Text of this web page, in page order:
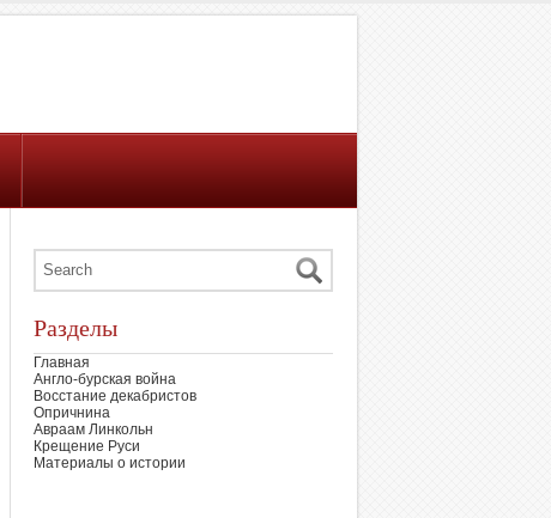
Разделы
Главная
Англо-бурская война
Восстание декабристов
Опричнина
Авраам Линкольн
Крещение Руси
Материалы о истории